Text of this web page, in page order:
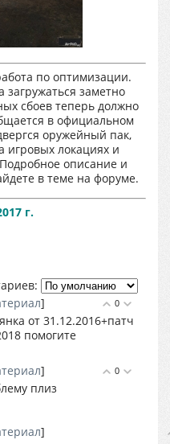
по оптимизации.
загружаться заметно
сбоев теперь должно
в официальном
оружейный пак,
игровых локациях и
описание и
в теме на форуме.
г.
0
]
от 31.12.2016+патч
помогите
0
]
плиз
]